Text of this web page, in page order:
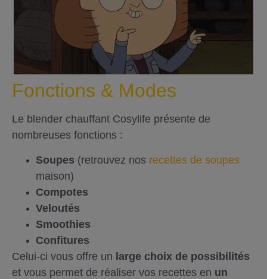
Fonctions & Modes
Le blender chauffant Cosylife présente de
nombreuses fonctions :
Soupes (retrouvez nos recettes de soupes
maison)
Compotes
Veloutés
Smoothies
Confitures
Celui-ci vous offre un large choix de possibilités
et vous permet de réaliser vos recettes en un